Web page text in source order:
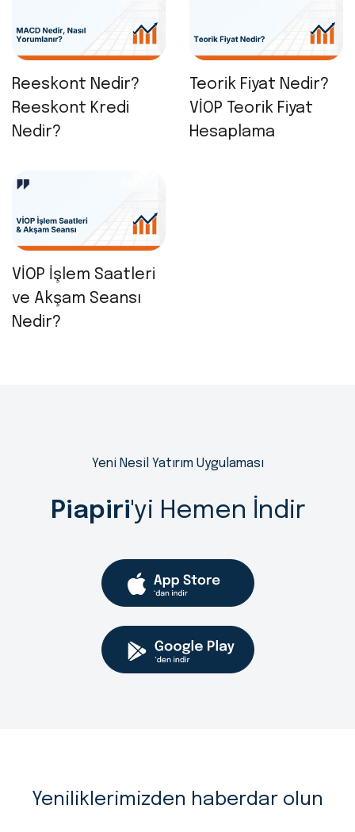
Reeskont Nedir?
Reeskont Kredi
Nedir?
Teorik Fiyat Nedir?
VİOP Teorik Fiyat
Hesaplama
VİOP İşlem Saatleri
ve Akşam Seansı
Nedir?
Yeni Nesil Yatırım Uygulaması
Piapiri'yi Hemen İndir
Yeniliklerimizden haberdar olun